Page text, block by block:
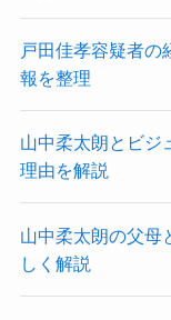
戸田佳孝容疑者の
報を整理
山中柔太朗とビジ
理由を解説
山中柔太朗の父母
しく解説